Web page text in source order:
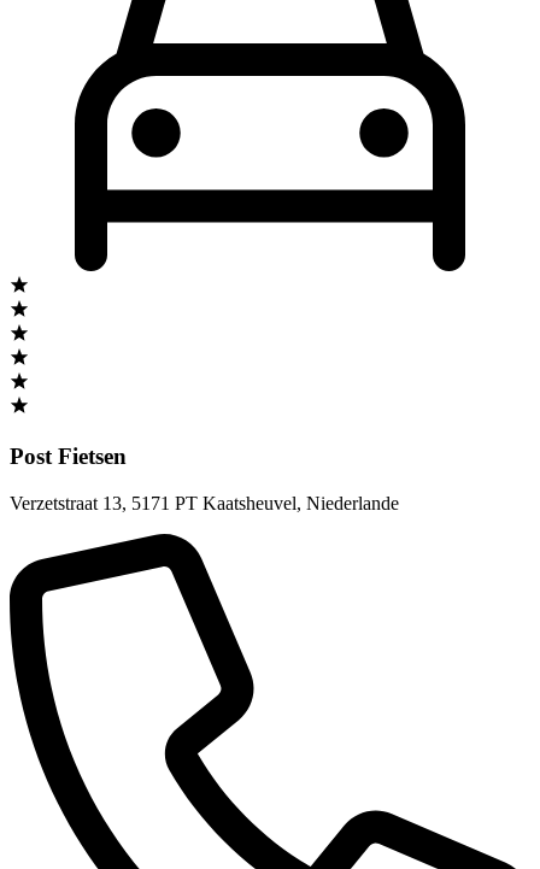
Post Fietsen
Verzetstraat 13, 5171 PT Kaatsheuvel, Niederlande